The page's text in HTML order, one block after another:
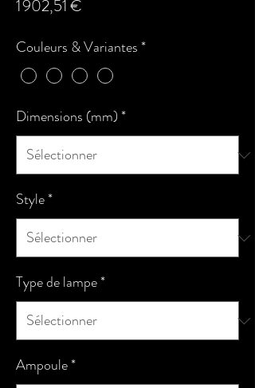
1 902,51 €
Couleurs & Variantes*
Dimensions (mm)*
Style*
Type de lampe*
Ampoule*